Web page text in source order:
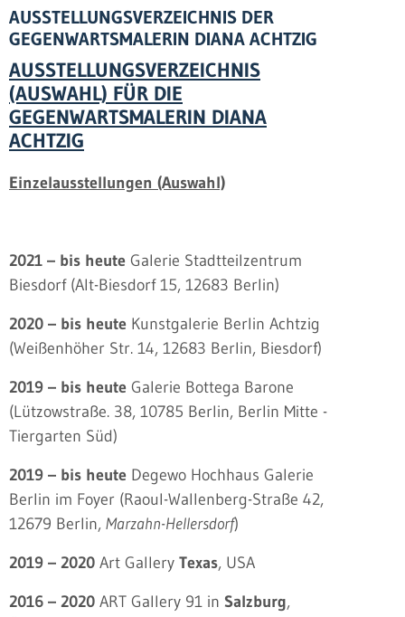
AUSSTELLUNGSVERZEICHNIS DER
GEGENWARTSMALERIN DIANA ACHTZIG
AUSSTELLUNGSVERZEICHNIS
(AUSWAHL) FÜR DIE
GEGENWARTSMALERIN DIANA
ACHTZIG
Einzelausstellungen (Auswahl)
2021 – bis heute Galerie Stadtteilzentrum
Biesdorf (Alt-Biesdorf 15, 12683 Berlin)
2020 – bis heute Kunstgalerie Berlin Achtzig
(Weißenhöher Str. 14, 12683 Berlin, Biesdorf)
2019 – bis heute Galerie Bottega Barone
(Lützowstraße. 38, 10785 Berlin, Berlin Mitte -
Tiergarten Süd)
2019 – bis heute Degewo Hochhaus Galerie
Berlin im Foyer (Raoul-Wallenberg-Straße 42,
12679 Berlin, Marzahn-Hellersdorf)
2019 – 2020 Art Gallery Texas, USA
2016 – 2020 ART Gallery 91 in Salzburg,